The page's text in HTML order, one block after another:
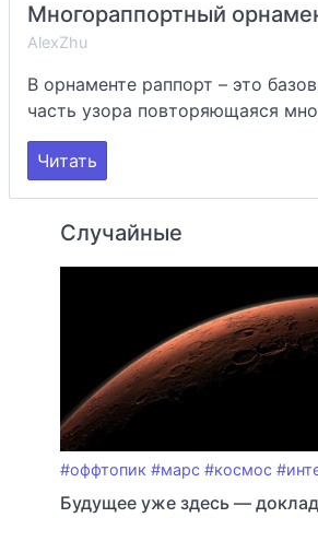
Многораппортный
AlexZhu
В орнаменте раппорт – это
часть узора повторяющаяся
Читать
Случайные
#оффтопик #марс #космос